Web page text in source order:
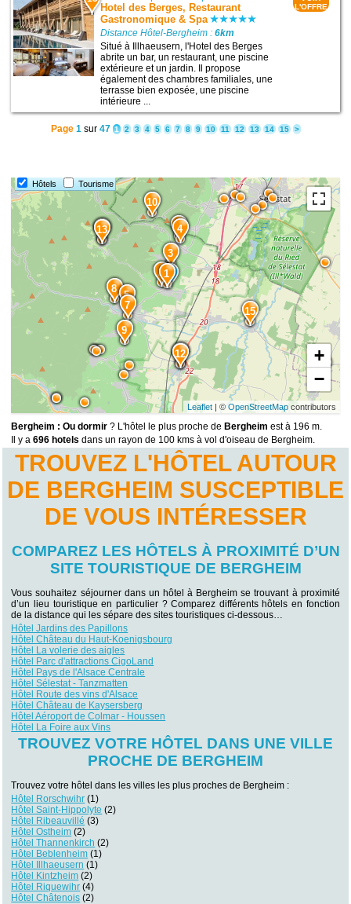
Hotel des Berges, Restaurant
Gastronomique & Spa
Distance Hôtel-Bergheim :6km
Situé à Illhaeusern, l'Hotel des Berges
abrite un bar, un restaurant, une piscine
extérieure et un jardin. Il propose
également des chambres familiales, une
terrasse bien exposée, une piscine
intérieure ...
L'OFFRE
Page 1sur 47 1 2 3 4 5 6 7 8 9 10 11 12 13 14 15 >
Hôtels Tourisme
15
14
13
12
11
10
9
8
7
6
5
4
3
21
+
−
Leaflet| © OpenStreetMapcontributors
Bergheim : Ou dormir ? L'hôtel le plus proche de Bergheim est à 196 m.
Il y a696 hotels dans un rayon de 100 kms à vol d'oiseau de Bergheim.
TROUVEZ L'HÔTEL AUTOUR
DE BERGHEIM SUSCEPTIBLE
DE VOUS INTÉRESSER
COMPAREZ LES HÔTELS À PROXIMITÉ D’UN
SITE TOURISTIQUE DE BERGHEIM
Vous souhaitez séjourner dans un hôtel à Bergheim se trouvant à proximité
d’un lieu touristique en particulier ? Comparez différents hôtels en fonction
de la distance qui les sépare des sites touristiques ci-dessous…
Hôtel Jardins des Papillons
Hôtel Château du Haut-Koenigsbourg
Hôtel La volerie des aigles
Hôtel Parc d'attractions CigoLand
Hôtel Pays de l'Alsace Centrale
Hôtel Sélestat - Tanzmatten
Hôtel Route des vins d'Alsace
Hôtel Château de Kaysersberg
Hôtel Aéroport de Colmar - Houssen
Hôtel La Foire aux Vins
TROUVEZ VOTRE HÔTEL DANS UNE VILLE
PROCHE DE BERGHEIM
Trouvez votre hôtel dans les villes les plus proches de Bergheim :
Hôtel Rorschwihr (1)
Hôtel Saint-Hippolyte (2)
Hôtel Ribeauvillé (3)
Hôtel Ostheim (2)
Hôtel Thannenkirch (2)
Hôtel Beblenheim (1)
Hôtel Illhaeusern (1)
Hôtel Kintzheim (2)
Hôtel Riquewihr (4)
Hôtel Châtenois (2)